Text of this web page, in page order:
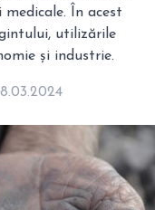
În acest
utilizările
și industrie.